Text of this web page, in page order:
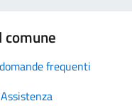
frequenti